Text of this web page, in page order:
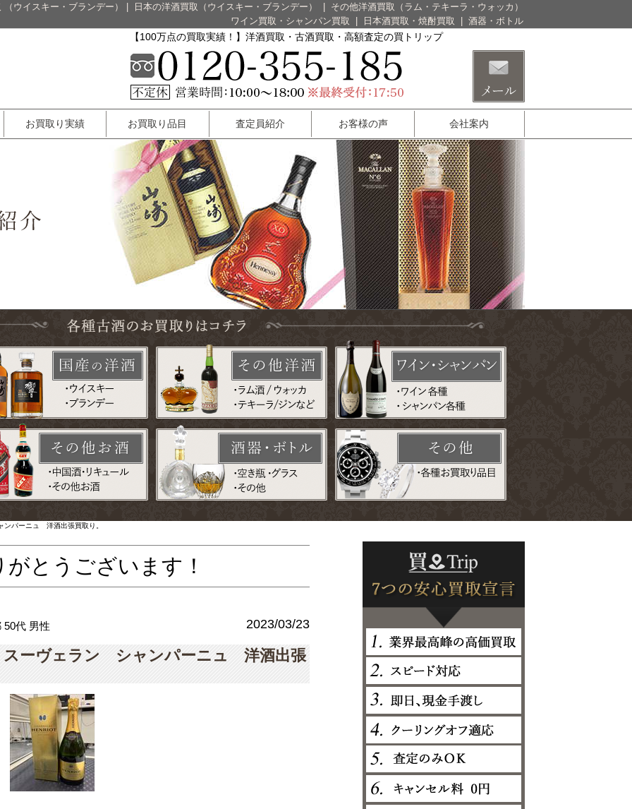
ウイスキー・ブランデー） 日本の洋酒買取（ウイスキー・ブランデー）
その他洋酒買取（ラム・テキーラ・ウォッカ）
ワイン買取・シャンパン買取
日本酒買取・焼酎買取 酒器・ボトル
【100万点の買取実績！】洋酒買取・古酒買取・高額査定の買トリップ
お買取り実績 お買取り品目 査定員紹介 お客様の声 会社案内
パーニュ 洋酒出張買取り。
とうございます！
50代 男性 2023/03/23
ーヴェラン シャンパーニュ 洋酒出張